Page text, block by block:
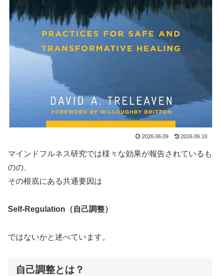
2026.06.09 2026.06.10
マインドフルネス研究では様々な効果が報告されているも
のの、
その根底にある共通要因は
Self-Regulation（自己調整）
ではないかと述べています。
自己調整とは？